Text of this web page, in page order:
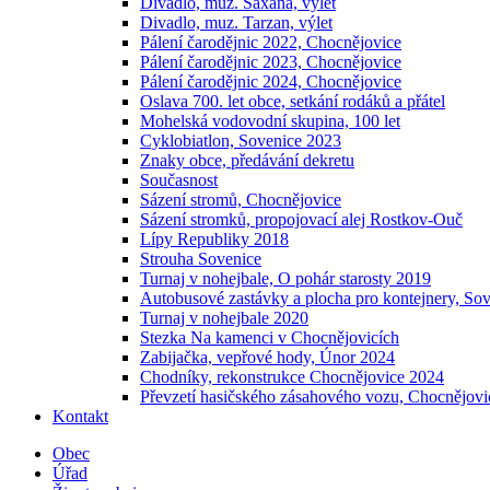
Divadlo, muz. Tarzan, výlet
Pálení čarodějnic 2022, Chocnějovice
Pálení čarodějnic 2023, Chocnějovice
Pálení čarodějnic 2024, Chocnějovice
Oslava 700. let obce, setkání rodáků a přátel
Mohelská vodovodní skupina, 100 let
Cyklobiatlon, Sovenice 2023
Znaky obce, předávání dekretu
Současnost
Sázení stromů, Chocnějovice
Sázení stromků, propojovací alej Rostkov-Ouč
Lípy Republiky 2018
Strouha Sovenice
Turnaj v nohejbale, O pohár starosty 2019
Autobusové zastávky a plocha pro kontejnery,
Turnaj v nohejbale 2020
Stezka Na kamenci v Chocnějovicích
Zabijačka, vepřové hody, Únor 2024
Chodníky, rekonstrukce Chocnějovice 2024
Převzetí hasičského zásahového vozu,
Kontakt
Obec
Úřad